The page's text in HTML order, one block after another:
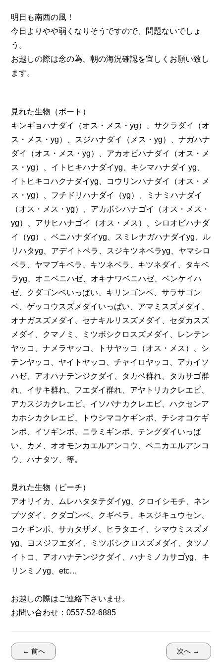
明日も南西の風！
今日よりやや弱くなりそうですので、問題ないでしょ
う。
お越しの際は念の為、朝の海況確認を宜しくお願い致し
ます。
見れた生物（ボート）
キンギョハナダイ（オス・メス・yg）、サクラダイ（オ
ス・メス・yg）、スジハナダイ（メス・yg）、ナガハナ
ダイ（オス・メス・yg）、アカオビハナダイ（オス・メ
ス・yg）、イトヒキハナダイyg、キシマハナダイ yg、
イトヒキコハクナダイyg、コウリンハナダイ（オス・メ
ス・yg）、フチドリハナダイ（yg）、ミナミハナダイ
（オス・メス・yg）、アカボシハナゴイ（オス・メス・
yg）、アサヒハナゴイ（オス・メス）、シロオビハナダ
イ（yg）、ベニハナダイyg、スミレナガハナダイyg、ル
リハタyg、アデイトベラ、スジキツネベラyg、ヤマシロ
ベラ、ヤマブキベラ、キツネベラ、キツネダイ、タキベ
ラyg、オニベニハゼ、オキナワベニハゼ、ベンケイハ
ゼ、クダゴンベいっぱい、キリンゴンベ、サラサゴン
ベ、ゲッコウスズメダイいっぱい、アマミスズメダイ、
オナガスズメダイ、セナキルリスズメダイ、セダカスズ
メダイ、クマノミ、ミツボシクロスズメダイ、レンテン
ヤッコ、ナメラヤッコ、トサヤッコ（オス・メス）、シ
テンヤッコ、ヤイトヤッコ、チャイロヤッコ、アカイソ
ハゼ、アオハナテンジクダイ、タカベ群れ、タカサゴ群
れ、イサキ群れ、フエダイ群れ、アヤトリカクレエビ、
アカスジカクレエビ、イソバナカクレエビ、ハクセンア
カホシカクレエビ、トウシマコケギンポ、チシオコケギ
ンポ、イソギンポ、ニラミギンポ、テングダイいっぱ
い、カメ、オオモンカエルアンコウ、ベニカエルアンコ
ウ、ハナタツ、等。
見れた生物（ビーチ）
アオリイカ、ムレハタタテダイyg、クロイシモチ、ネン
ブツダイ、クダゴンベ、クギベラ、キスジキュウセン、
コケギンポ、サカタザメ、ヒラタエイ、シマウミスズメ
yg、ヨスジフエダイ、ミツボシクロスズメダイ、タツノ
イトコ、アオハナテンジクダイ、ハナミノカサゴyg、キ
リンミノyg、etc…
お越しの際はご連絡下さいませ。
お問い合わせ：0557-52-6885
← 前へ 次へ →